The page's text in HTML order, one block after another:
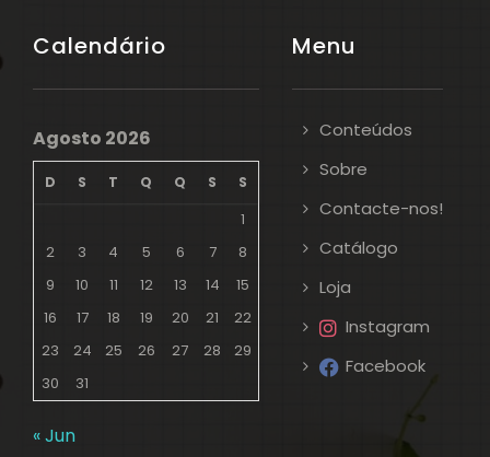
Calendário
Agosto 2026
D S T Q Q S S
1
2
3 4 5 6 7
8
9
10 11 12 13 14
15
16
17 18 19 20 21
22
23
24 25 26 27 28
29
30
31
« Jun
Menu
Conteúdos
Sobre
Contacte-nos!
Catálogo
Loja
Instagram
Facebook